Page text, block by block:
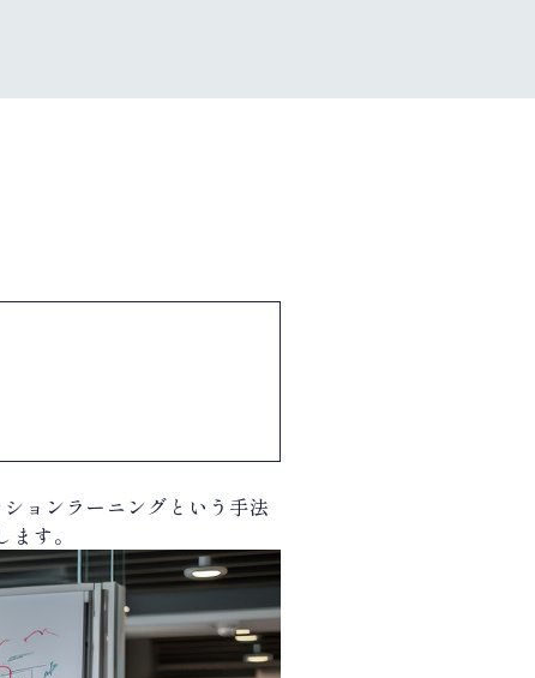
ョンラーニングという手法
す。